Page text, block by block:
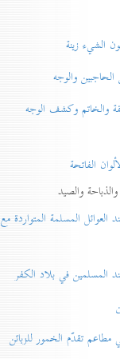
زينة
والوجه
وكشف الوجه
الفاتحة
والصيد
المسلمة المتواردة مع
في بلاد الكفر
تقدّم الخمور للزبائن